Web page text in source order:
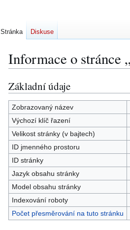
Informace o stránce
Skočit
na
navigaci
Skočit
na
vyhledávání
Základní údaje
Zobrazovaný název
Výchozí klíč řazení
Velikost stránky (v bajtech)
ID jmenného prostoru
ID stránky
Jazyk obsahu stránky
Model obsahu stránky
Indexování roboty
Počet přesměrování na tuto stránku
Stránka Diskuse